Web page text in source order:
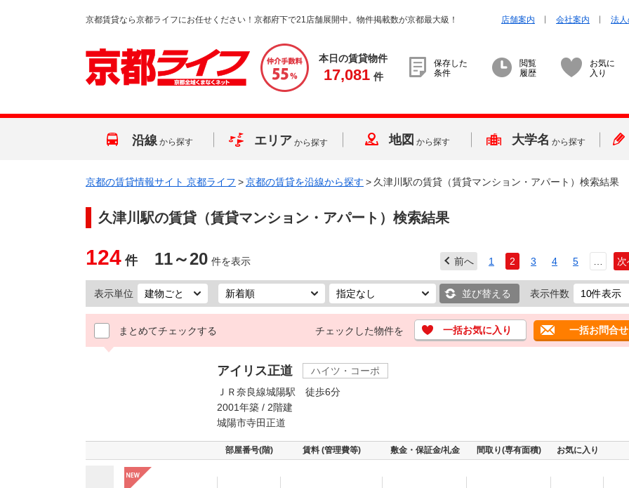
京都賃貸なら京都ライフにお任せください！京都府下で21店舗展開中。物件掲載数が京都最大級！ 店舗案内 会社案内 法
本日の賃貸物件
17,081 件
保存した
条件
閲覧
履歴
お気に
入り
沿線 から探す エリア から探す 地図 から探す 大学名 から探す
京都の賃貸情報サイト 京都ライフ >京都の賃貸を沿線から探す > 久津川駅の賃貸（賃貸マンション・アパート）検索結果
久津川駅の賃貸（賃貸マンション・アパート）検索結果
124 件 11～20 件を表示 前へ 1 2 3 4 5
表示単位 並び替える 表示件数
まとめてチェックする チェックした物件を 一括お気に入り 一括お問合せ
アイリス正道
ハイツ・コーポ
ＪＲ奈良線城陽駅 徒歩6分
2001年築 / 2階建
城陽市寺田正道
部屋番号(階) 賃料 (管理費等) 敷金・保証金/礼金 間取り(専有面積) お気に入り